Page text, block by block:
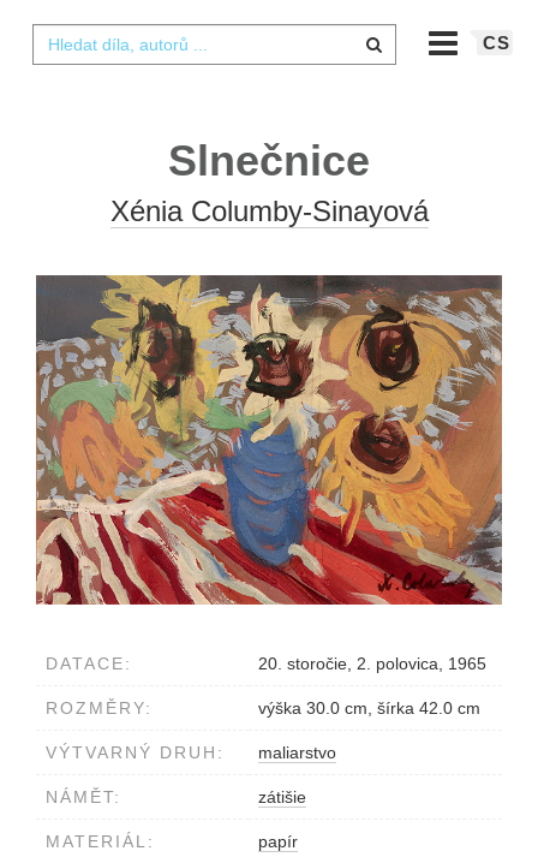
CS
Slnečnice
Xénia Columby-Sinayová
DATACE: 20. storočie, 2. polovica, 1965
ROZMĚRY: výška 30.0 cm, šírka 42.0 cm
VÝTVARNÝ DRUH: maliarstvo
NÁMĚT: zátišie
MATERIÁL: papír